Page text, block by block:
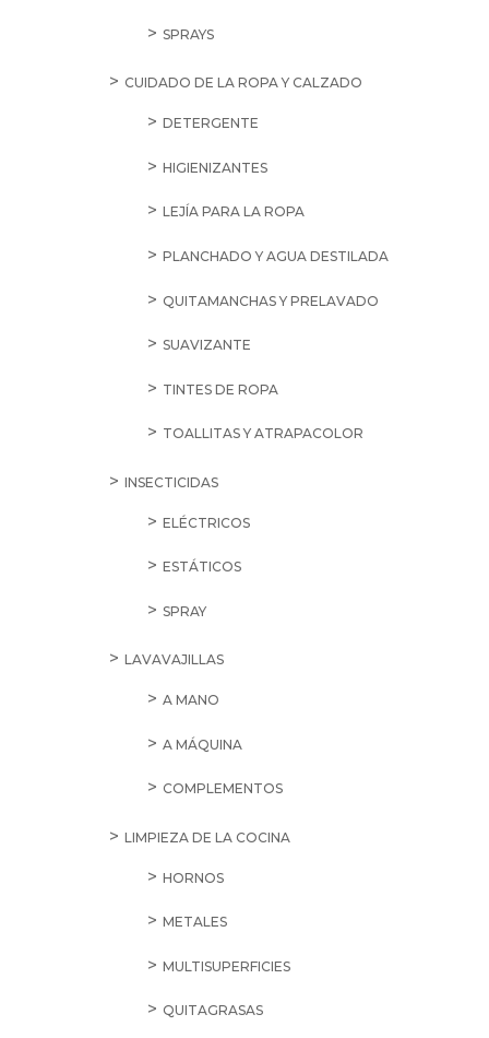
SPRAYS
CUIDADO DE LA ROPA Y CALZADO
DETERGENTE
HIGIENIZANTES
LEJÍA PARA LA ROPA
PLANCHADO Y AGUA DESTILADA
QUITAMANCHAS Y PRELAVADO
SUAVIZANTE
TINTES DE ROPA
TOALLITAS Y ATRAPACOLOR
INSECTICIDAS
ELÉCTRICOS
ESTÁTICOS
SPRAY
LAVAVAJILLAS
A MANO
A MÁQUINA
COMPLEMENTOS
LIMPIEZA DE LA COCINA
HORNOS
METALES
MULTISUPERFICIES
QUITAGRASAS